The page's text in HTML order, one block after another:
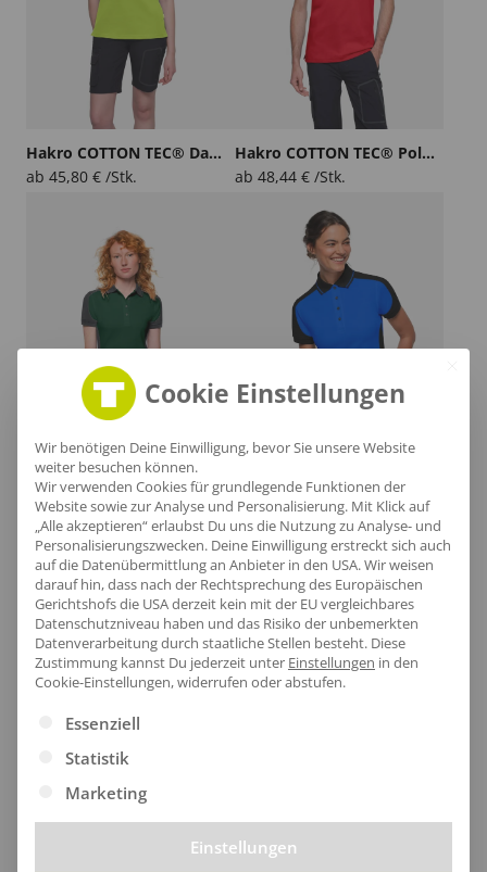
Hakro COTTON TEC® Damen Poloshirt
ab 45,80 € /Stk.
Hakro COTTON TEC® Poloshirt
ab 48,44 € /Stk.
Hakro Damen Poloshirt Contrast MIKRALINAR®
ab48,54€ /Stk.
Hakro Damen Poloshirt Contrast MIKRALINAR® ECO
ab49,94€ /Stk.
Hakro Damen Poloshirt COOLMAX®
Cookie Einstellungen
Wir benötigen Deine Einwilligung, bevor Sie unsere Website
weiter besuchen können.
Wir verwenden Cookies für grundlegende Funktionen der
Website sowie zur Analyse und Personalisierung. Mit Klick auf
„Alle akzeptieren“ erlaubst Du uns die Nutzung zu Analyse- und
Personalisierungszwecken. Deine Einwilligung erstreckt sich auch
auf die Datenübermittlung an Anbieter in den USA. Wir weisen
darauf hin, dass nach der Rechtsprechung des Europäischen
Gerichtshofs die USA derzeit kein mit der EU vergleichbares
Datenschutzniveau haben und das Risiko der unbemerkten
Datenverarbeitung durch staatliche Stellen besteht. Diese
Zustimmung kannst Du jederzeit unter Einstellungen in den
Cookie-Einstellungen, widerrufen oder abstufen.
Es folgt eine Liste der Service-Gruppen, für die eine
Essenziell
Statistik
Marketing
Einstellungen